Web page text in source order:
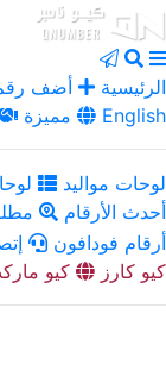
الرئيسية أضف
مميزة
English
لوحات مواليد
أحدث الأرقام
أرقام فودافون
كيو كارز
كيو